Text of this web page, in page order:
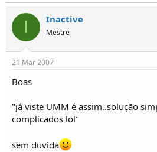
I Inactive
Mestre
21 Mar 2007
Boas
"já viste UMM é assim..solução
complicados lol"
sem duvida